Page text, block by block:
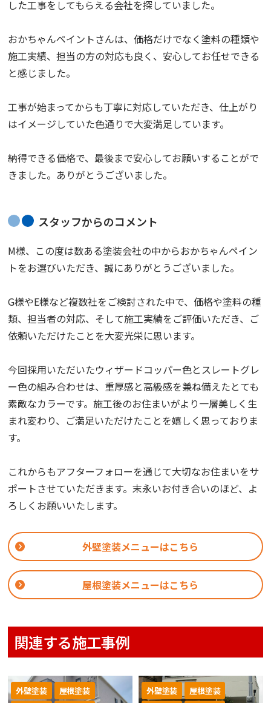
した工事をしてもらえる会社を探していました。
おかちゃんペイントさんは、価格だけでなく塗料の種類や
施工実績、担当の方の対応も良く、安心してお任せできる
と感じました。
工事が始まってからも丁寧に対応していただき、仕上がり
はイメージしていた色通りで大変満足しています。
納得できる価格で、最後まで安心してお願いすることがで
きました。ありがとうございました。
スタッフからのコメント
M様、この度は数ある塗装会社の中からおかちゃんペイン
トをお選びいただき、誠にありがとうございました。
G様やE様など複数社をご検討された中で、価格や塗料の種
類、担当者の対応、そして施工実績をご評価いただき、ご
依頼いただけたことを大変光栄に思います。
今回採用いただいたウィザードコッパー色とスレートグレ
ー色の組み合わせは、重厚感と高級感を兼ね備えたとても
素敵なカラーです。施工後のお住まいがより一層美しく生
まれ変わり、ご満足いただけたことを嬉しく思っておりま
す。
これからもアフターフォローを通じて大切なお住まいをサ
ポートさせていただきます。末永いお付き合いのほど、よ
ろしくお願いいたします。
外壁塗装メニューはこちら
屋根塗装メニューはこちら
関連する施工事例
外壁塗装
屋根塗装
外壁塗装
屋根塗装